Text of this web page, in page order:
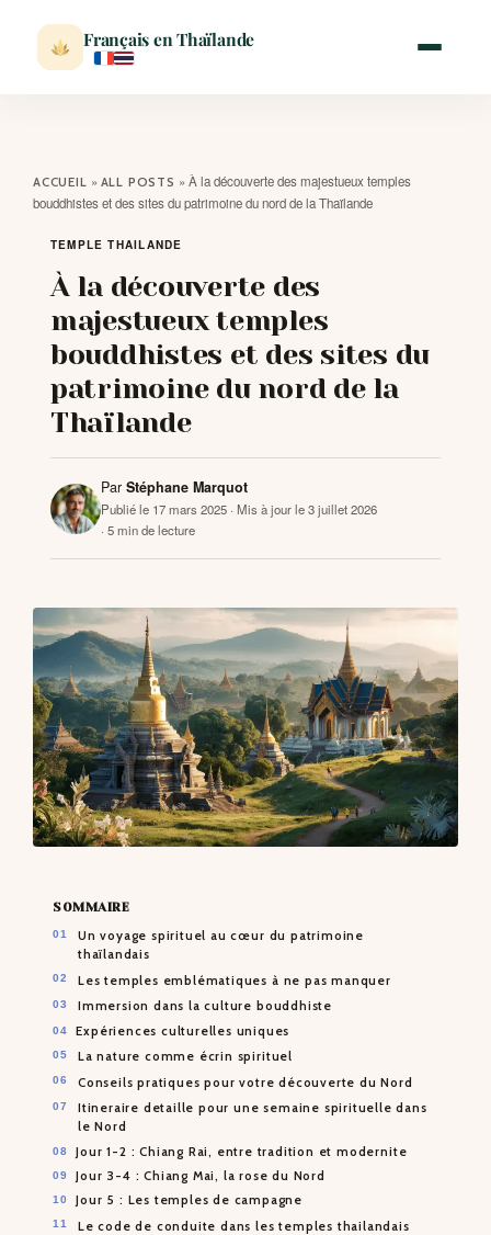
Français en Thaïlande
VISITER
MÉTÉO
EXPATRIATION
BLOG
CONTACTS
ACCUEIL » ALL POSTS » À la découverte des majestueux temples
bouddhistes et des sites du patrimoine du nord de la Thaïlande
TEMPLE THAILANDE
À la découverte des
majestueux temples
bouddhistes et des sites du
patrimoine du nord de la
Thaïlande
Par Stéphane Marquot
Publié le 17 mars 2025 · Mis à jour le 3 juillet 2026
· 5 min de lecture
SOMMAIRE
Un voyage spirituel au cœur du patrimoine
thaïlandais
Les temples emblématiques à ne pas manquer
Immersion dans la culture bouddhiste
Expériences culturelles uniques
La nature comme écrin spirituel
Conseils pratiques pour votre découverte du Nord
Itineraire detaille pour une semaine spirituelle dans
le Nord
Jour 1-2 : Chiang Rai, entre tradition et modernite
Jour 3-4 : Chiang Mai, la rose du Nord
Jour 5 : Les temples de campagne
Le code de conduite dans les temples thailandais